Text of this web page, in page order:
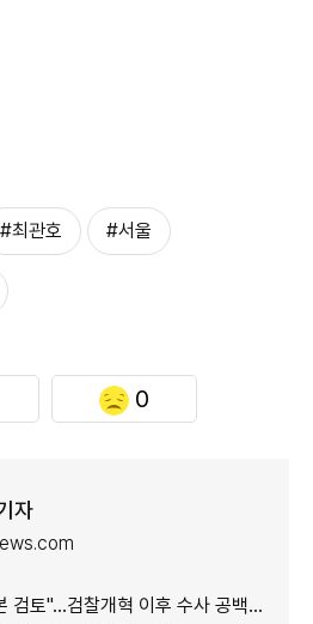
#최관호 #서울
0
자
"…검찰개혁 이후 수사 공백 대응 나서